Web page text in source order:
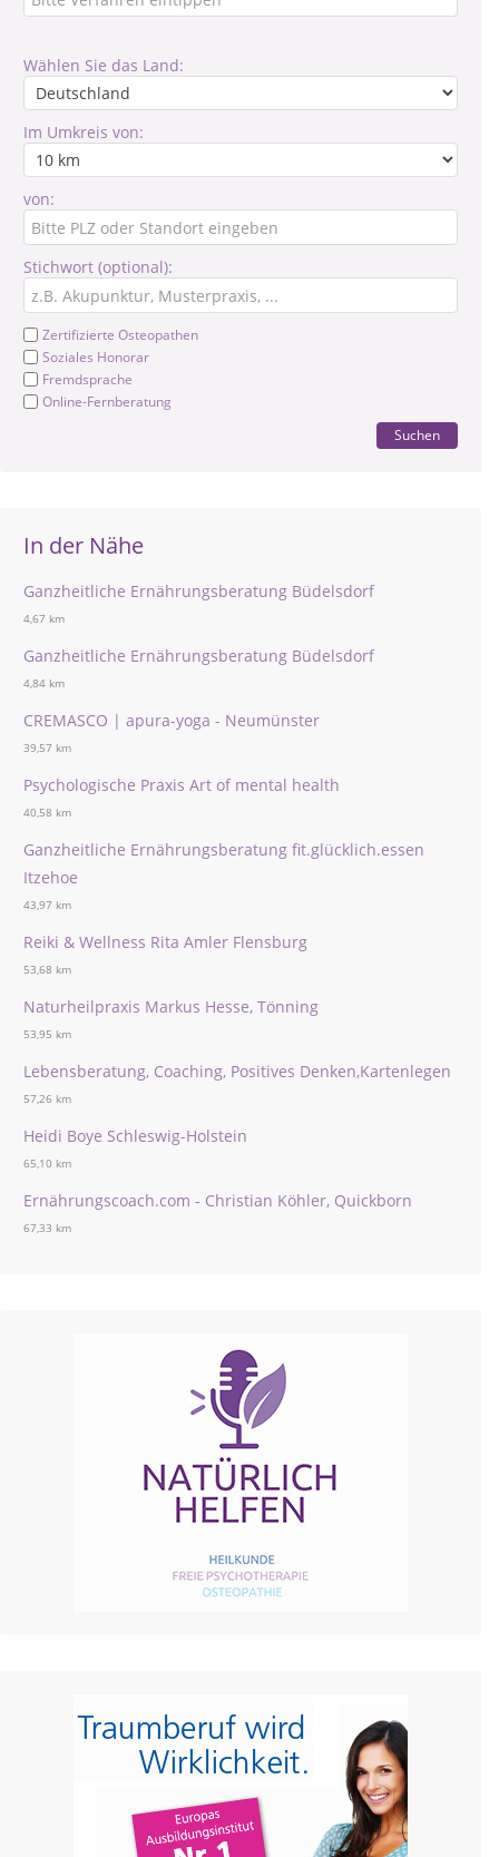
Wählen Sie das Land:
Im Umkreis von:
von:
Stichwort (optional):
Zertifizierte Osteopathen
Soziales Honorar
Fremdsprache
Online-Fernberatung
Suchen
In der Nähe
Ganzheitliche Ernährungsberatung Büdelsdorf
4,67 km
Ganzheitliche Ernährungsberatung Büdelsdorf
4,84 km
CREMASCO | apura-yoga - Neumünster
39,57 km
Psychologische Praxis Art of mental health
40,58 km
Ganzheitliche Ernährungsberatung fit.glücklich.essen
Itzehoe
43,97 km
Reiki & Wellness Rita Amler Flensburg
53,68 km
Naturheilpraxis Markus Hesse, Tönning
53,95 km
Lebensberatung, Coaching, Positives Denken,Kartenlegen
57,26 km
Heidi Boye Schleswig-Holstein
65,10 km
Ernährungscoach.com - Christian Köhler, Quickborn
67,33 km